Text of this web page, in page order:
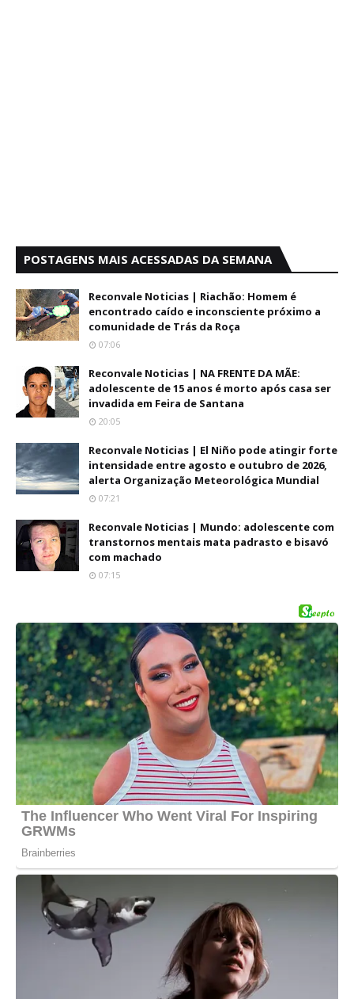
POSTAGENS MAIS ACESSADAS DA SEMANA
Reconvale Noticias | Riachão: Homem é
encontrado caído e inconsciente próximo a
comunidade de Trás da Roça
07:06
Reconvale Noticias | NA FRENTE DA MÃE:
adolescente de 15 anos é morto após casa ser
invadida em Feira de Santana
20:05
Reconvale Noticias | El Niño pode atingir forte
intensidade entre agosto e outubro de 2026,
alerta Organização Meteorológica Mundial
07:21
Reconvale Noticias | Mundo: adolescente com
transtornos mentais mata padrasto e bisavó
com machado
07:15